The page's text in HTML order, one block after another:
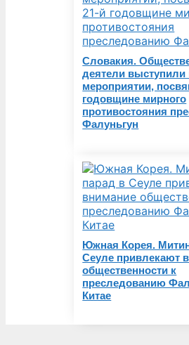
Словакия.
деятели выступили
мероприятии,
годовщине мирного
противостояния
Фалуньгун
Южная Корея.
Сеуле привлекают
общественности к
преследованию
Китае